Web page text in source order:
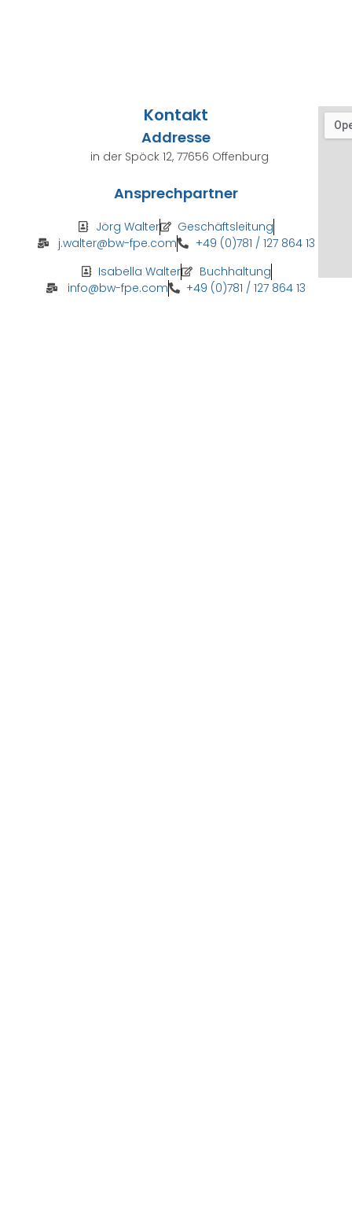
Kontakt
Addresse
in der Spöck 12, 77656 Offenburg
Ansprechpartner
Jörg Walter
Geschäftsleitung
j.walter@bw-fpe.com
+49 (0)781 / 127 864 13
Isabella Walter
Buchhaltung
info@bw-fpe.com
+49 (0)781 / 127 864 13